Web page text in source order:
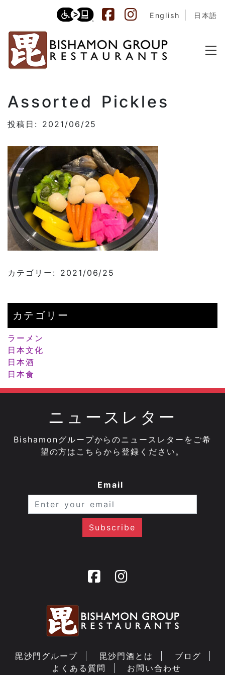
English 日本語
Assorted Pickles
投稿日: 2021/06/25
カテゴリー: 2021/06/25
カテゴリー
ラーメン
日本文化
日本酒
日本食
ニュースレター
Bishamonグループからのニュースレターをご希
望の方はこちらから登録ください。
Email
毘沙門グループ 毘沙門酒とは
ブログ
よくある質問
お問い合わせ